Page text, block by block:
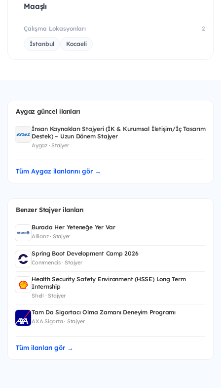
Maaşlı
Çalışma Lokasyonları 2
İstanbul Kocaeli
Aygaz güncel ilanları
İnsan Kaynakları Stajyeri (İK & Kurumsal İletişim/İç Tasarım
Destek) – Uzun Dönem Stajyer
Aygaz · Stajyer
Tüm Aygaz ilanlarını gör →
Benzer Stajyer ilanları
Burada Her Yeteneğe Yer Var
Allianz · Stajyer
Spring Boot Development Camp 2026
Commencis · Stajyer
Health Security Safety Environment (HSSE) Long Term
Internship
Shell · Stajyer
Tam Da Sigortacı Olma Zamanı Deneyim Programı
AXA Sigorta · Stajyer
Tüm ilanları gör →